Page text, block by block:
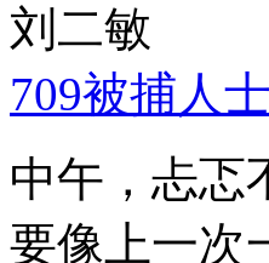
刘二敏
709被捕人
中午，忐忑
要像上一次